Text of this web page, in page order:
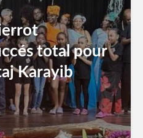
total pour
Karayib